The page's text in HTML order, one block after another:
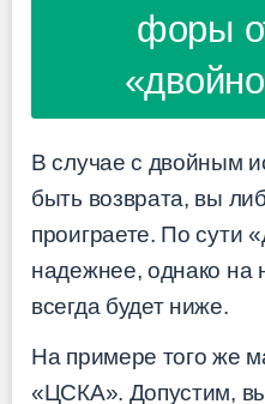
форы
В случае с двойным
быть возврата, вы
проиграете. По сути
надежнее, однако на
всегда будет ниже.
На примере того же
«ЦСКА». Допустим,